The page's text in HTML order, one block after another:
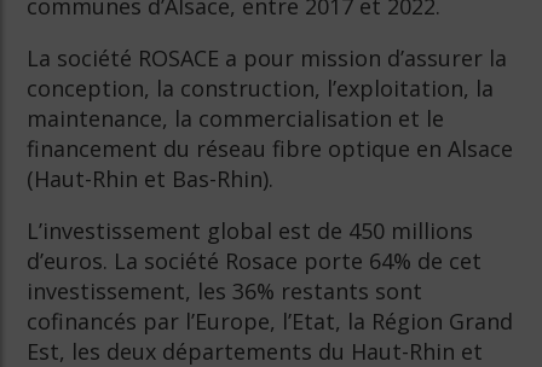
communes d’Alsace, entre 2017 et 2022.
La société ROSACE a pour mission d’assurer la
conception, la construction, l’exploitation, la
maintenance, la commercialisation et le
financement du réseau fibre optique en Alsace
(Haut-Rhin et Bas-Rhin).
L’investissement global est de 450 millions
d’euros. La société Rosace porte 64% de cet
investissement, les 36% restants sont
cofinancés par l’Europe, l’Etat, la Région Grand
Est, les deux départements du Haut-Rhin et